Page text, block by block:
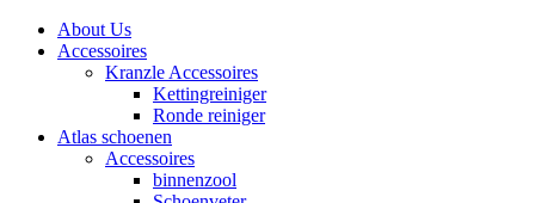
About Us
Accessoires
Kranzle Accessoires
Kettingreiniger
Ronde reiniger
Atlas schoenen
Accessoires
binnenzool